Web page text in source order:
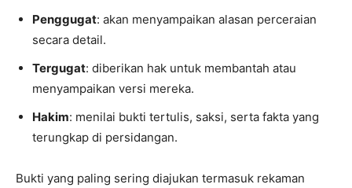
Penggugat: akan menyampaikan alasan perceraian
secara detail.
Tergugat: diberikan hak untuk membantah atau
menyampaikan versi mereka.
Hakim: menilai bukti tertulis, saksi, serta fakta yang
terungkap di persidangan.
Bukti yang paling sering diajukan termasuk rekaman